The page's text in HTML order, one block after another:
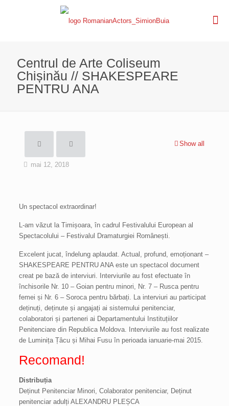
Centrul de Arte Coliseum
Chișinău // SHAKESPEARE
PENTRU ANA
Show all
mai 12, 2018
Un spectacol extraordinar!
L-am văzut la Timișoara, în cadrul Festivalului European al
Spectacolului – Festivalul Dramaturgiei Românești.
Excelent jucat, îndelung aplaudat. Actual, profund, emoționant –
SHAKESPEARE PENTRU ANA este un spectacol document
creat pe bază de interviuri. Interviurile au fost efectuate în
închisorile Nr. 10 – Goian pentru minori, Nr. 7 – Rusca pentru
femei și Nr. 6 – Soroca pentru bărbați. La interviuri au participat
deținuți, deținute și angajați ai sistemului penitenciar,
colaboratori și parteneri ai Departamentului Instituțiilor
Penitenciare din Republica Moldova. Interviurile au fost realizate
de Luminița Țâcu și Mihai Fusu în perioada ianuarie-mai 2015.
Recomand!
Distribuția
Deținut Penitenciar Minori, Colaborator penitenciar, Deținut
penitenciar adulți ALEXANDRU PLEȘCA